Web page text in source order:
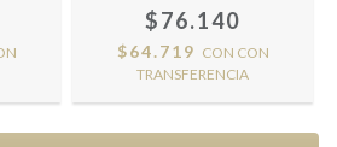
$76.140
$64.719 CON CON
TRANSFERENCIA